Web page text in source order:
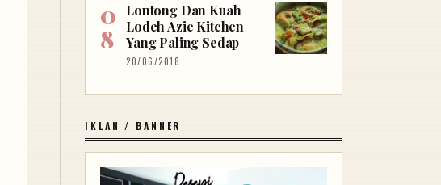
Lontong Dan Kuah
Lodeh Azie Kitchen
Yang Paling Sedap
20/06/2018
IKLAN / BANNER